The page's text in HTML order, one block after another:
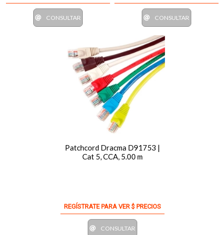
CONSULTAR CONSULTAR
Patchcord Dracma D91753 |
Cat 5, CCA, 5.00 m
REGÍSTRATE PARA VER $ PRECIOS
CONSULTAR